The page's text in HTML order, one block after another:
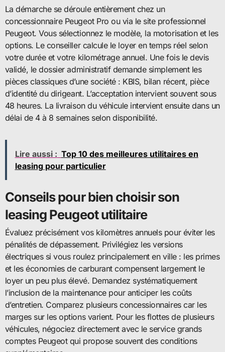
La démarche se déroule entièrement chez un
concessionnaire Peugeot Pro ou via le site professionnel
Peugeot. Vous sélectionnez le modèle, la motorisation et les
options. Le conseiller calcule le loyer en temps réel selon
votre durée et votre kilométrage annuel. Une fois le devis
validé, le dossier administratif demande simplement les
pièces classiques d’une société : KBIS, bilan récent, pièce
d’identité du dirigeant. L’acceptation intervient souvent sous
48 heures. La livraison du véhicule intervient ensuite dans un
délai de 4 à 8 semaines selon disponibilité.
Lire aussi : Top 10 des meilleures utilitaires en
leasing pour particulier
Conseils pour bien choisir son
leasing Peugeot utilitaire
Évaluez précisément vos kilomètres annuels pour éviter les
pénalités de dépassement. Privilégiez les versions
électriques si vous roulez principalement en ville : les primes
et les économies de carburant compensent largement le
loyer un peu plus élevé. Demandez systématiquement
l’inclusion de la maintenance pour anticiper les coûts
d’entretien. Comparez plusieurs concessionnaires car les
marges sur les options varient. Pour les flottes de plusieurs
véhicules, négociez directement avec le service grands
comptes Peugeot qui propose souvent des conditions